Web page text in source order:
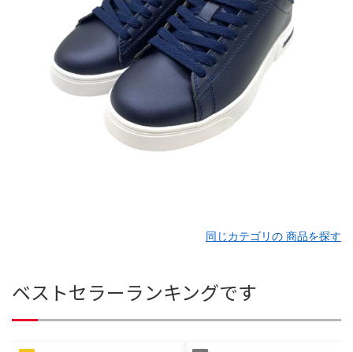
同じカテゴリの 商品を探す
ベストセラーランキングです